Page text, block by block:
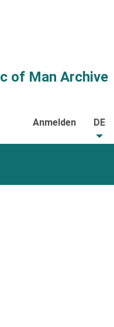
of Man Archive
Anmelden DE